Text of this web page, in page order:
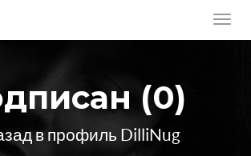
(0)
в профиль DilliNug